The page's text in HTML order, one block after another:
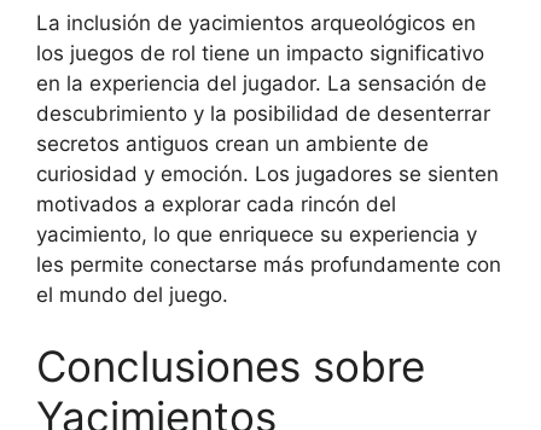
La inclusión de yacimientos arqueológicos en
los juegos de rol tiene un impacto significativo
en la experiencia del jugador. La sensación de
descubrimiento y la posibilidad de desenterrar
secretos antiguos crean un ambiente de
curiosidad y emoción. Los jugadores se sienten
motivados a explorar cada rincón del
yacimiento, lo que enriquece su experiencia y
les permite conectarse más profundamente con
el mundo del juego.
Conclusiones sobre
Yacimientos